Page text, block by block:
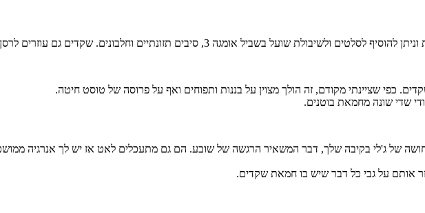
בשביל אומגה 3, סיבים תזונתיים וחלבונים. שקדים גם עוזרים לרסן את הדחף לאכול.
שציינתי מקודם, זה הולך מצוין על בננות ותפוחים ואף על פרוסה של טוסט חיטה.
שדי שונה מחמאת בוטנים.
של ג'לי בקיבה שלך, דבר המשאיר הרגשה של שובע. הם גם מתעכלים לאט אז יש לך אנרגיה
אותם על גבי כל דבר שיש בו חמאת שקדים.